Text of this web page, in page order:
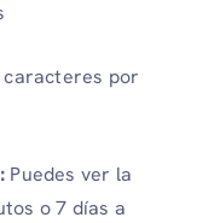
caracteres por
Puedes ver la
o 7 días a